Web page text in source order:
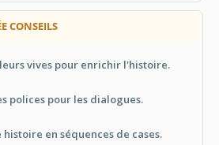
CONSEILS
vives pour enrichir l'histoire.
polices pour les dialogues.
en séquences de cases.